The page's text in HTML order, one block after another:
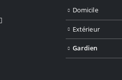
Domicile
Extérieur
Gardien